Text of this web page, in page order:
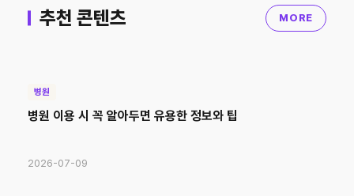
추천 콘텐츠 MORE
병원
병원 이용 시 꼭 알아두면 유용한 정보와 팁
2026-07-09